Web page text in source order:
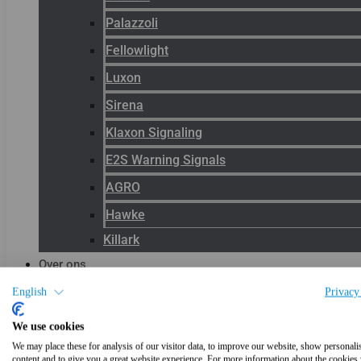
English
We use cookies
We may place these for analysis of our visitor data, to improve our website, show
Palazzoli
Fellowlight
Luxon
Sirena
Klaxon Signaling
E2S Warning Signals
AGRO
Hawke
Killark
Over ons
Blog
Productnieuws